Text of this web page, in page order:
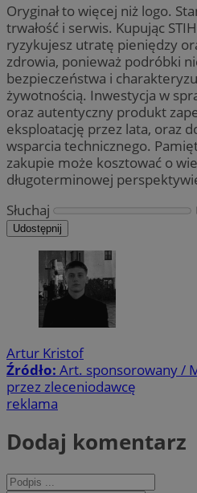
Oryginał to więcej niż logo.
trwałość i serwis. Kupując
ryzykujesz utratę pieniędzy
zdrowia, ponieważ podróbki
bezpieczeństwa i
żywotnością. Inwestycja w
oraz autentyczny produkt
eksploatację przez lata, oraz
wsparcia technicznego.
zakupie może kosztować o
długoterminowej
Słuchaj
Udostępnij
Artur Kristof
Źródło: Art. sponsorowany /
przez zleceniodawcę
reklama
Dodaj komentarz